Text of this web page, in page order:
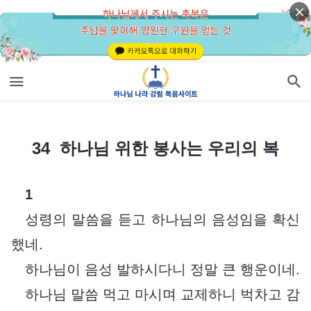
34 하나님 위한 봉사는 우리의 복
34 하나님 위한 봉사는 우리의 복
1
성령의 말씀을 듣고 하나님의 음성임을 확신
했네.
하나님이 음성 발하시다니 정말 큰 행운이네.
하나님 말씀 먹고 마시며 교제하니 벅차고 감